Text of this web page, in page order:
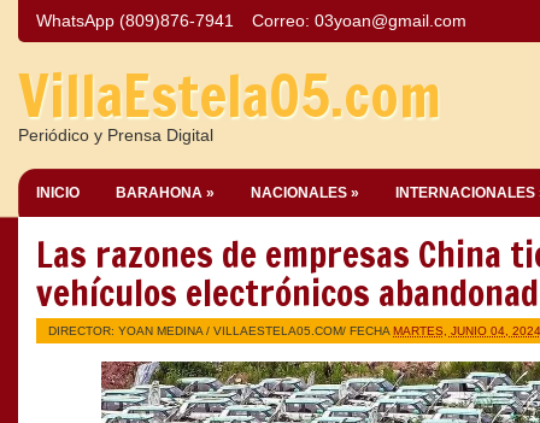
WhatsApp (809)876-7941 Correo: 03yoan@gmail.com
VillaEstela05.com
Periódico y Prensa Digital
INICIO BARAHONA » NACIONALES » INTERNACIONALES
Las razones de empresas China
vehículos electrónicos
DIRECTOR: YOAN MEDINA / VILLAESTELA05.COM/ FECHA MARTES, JUNIO 04, 2024